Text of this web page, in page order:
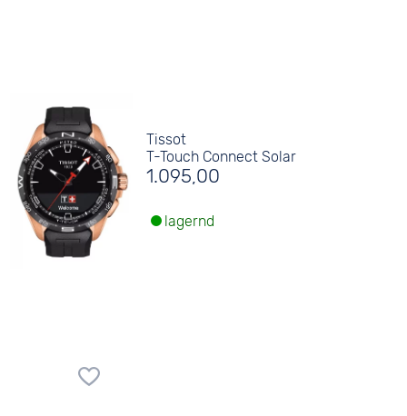
Tissot
T-Touch Connect Solar
1.095,00
lagernd